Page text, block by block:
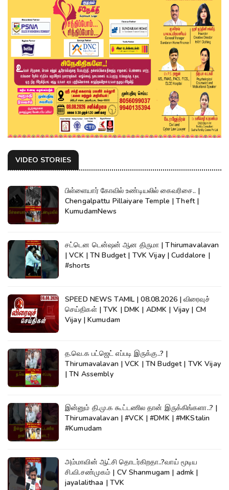
VIDEO STORIES
பிள்ளையார் கோவில் உண்டியலில் கைவரிசை.. |
Chengalpattu Pillaiyare Temple | Theft |
KumudamNews
சட்டென டென்ஷன் ஆன திருமா | Thirumavalavan
| VCK | TN Budget | TVK Vijay | Cuddalore |
#shorts
SPEED NEWS TAMIL | 08.08.2026 | விரைவுச்
செய்திகள் | TVK | DMK | ADMK | Vijay | CM
Vijay | Kumudam
த.வெ.க பட்ஜெட் எப்படி இருக்கு..? |
Thirumavalavan | VCK | TN Budget | TVK Vijay
| TN Assembly
இன்னும் தி.மு.க கூட்டணில தான் இருக்கிங்களா..? |
Thirumavalavan | #VCK | #DMK | #MKStalin
#Kumudam
அம்மாவின் ஆட்சி தொடர்கிறதா..?வாய் மூடிய
சி.வி.சண்முகம் | CV Shanmugam | admk |
jayalalithaa | TVK